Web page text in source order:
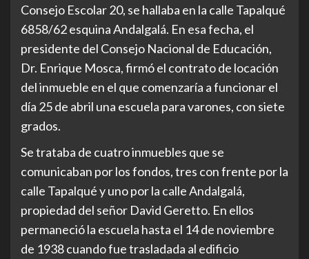
Consejo Escolar 20, se hallaba en la calle Tapalqué
6858/62 esquina Andalgalá. En esa fecha, el
presidente del Consejo Nacional de Educación,
Dr. Enrique Mosca, firmó el contrato de locación
del inmueble en el que comenzaría a funcionar el
día 25 de abril una escuela para varones, con siete
grados.
Se trataba de cuatro inmuebles que se
comunicaban por los fondos, tres con frente por la
calle Tapalqué y uno por la calle Andalgalá,
propiedad del señor David Geretto. En ellos
permaneció la escuela hasta el 14 de noviembre
de 1938 cuando fue trasladada al edificio